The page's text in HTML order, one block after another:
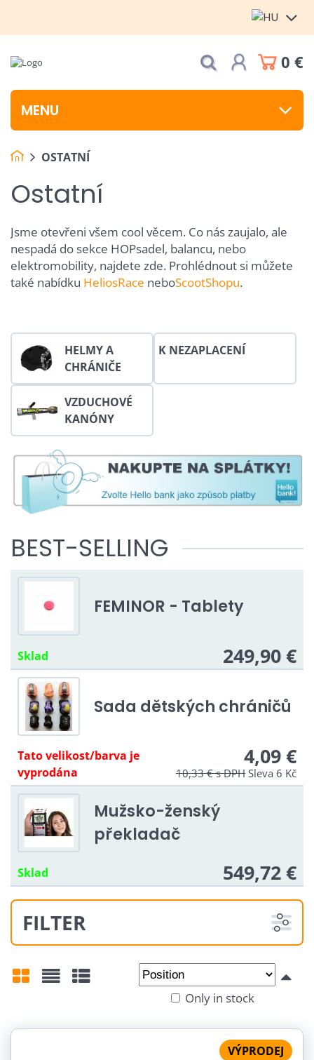
0 €
MENU
OSTATNÍ
Ostatní
Jsme otevřeni všem cool věcem. Co nás zaujalo, ale
nespadá do sekce HOPsadel, balancu, nebo
elektromobility, najdete zde. Prohlédnout si můžete
také nabídku HeliosRace neboScootShopu.
HELMY A
CHRÁNIČE
K NEZAPLACENÍ
VZDUCHOVÉ
KANÓNY
BEST-SELLING
FEMINOR - Tablety
Sklad 249,90 €
Sada dětských chráničů
Tato velikost/barva je
vyprodána
4,09 €
10,33 €s DPHSleva 6 Kč
Mužsko-ženský
překladač
Sklad 549,72 €
FILTER
To: Only in stock
VÝPRODEJ